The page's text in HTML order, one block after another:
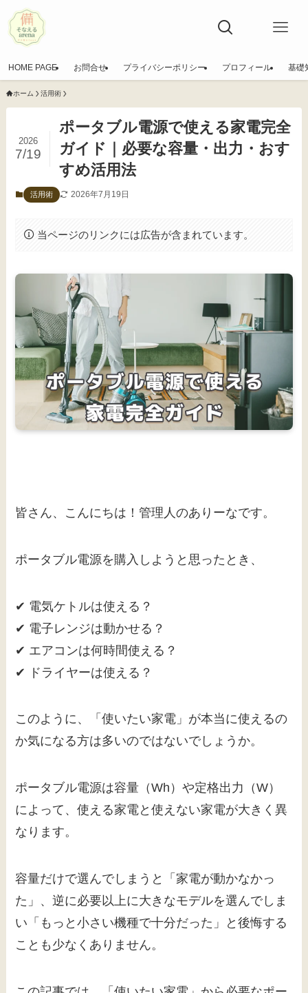
HOME PAGE お問合せ プライバシーポリシー プロフィール 基礎
ホーム 活用術
ポータブル電源で使える家電完全
ガイド｜必要な容量・出力・おす
すめ活用法
2026
7/19
活用術 2026年7月19日
当ページのリンクには広告が含まれています。
皆さん、こんにちは！管理人のありーなです。
ポータブル電源を購入しようと思ったとき、
✔ 電気ケトルは使える？
✔ 電子レンジは動かせる？
✔ エアコンは何時間使える？
✔ ドライヤーは使える？
このように、「使いたい家電」が本当に使えるの
か気になる方は多いのではないでしょうか。
ポータブル電源は容量（Wh）や定格出力（W）
によって、使える家電と使えない家電が大きく異
なります。
容量だけで選んでしまうと「家電が動かなかっ
た」、逆に必要以上に大きなモデルを選んでしま
い「もっと小さい機種で十分だった」と後悔する
ことも少なくありません。